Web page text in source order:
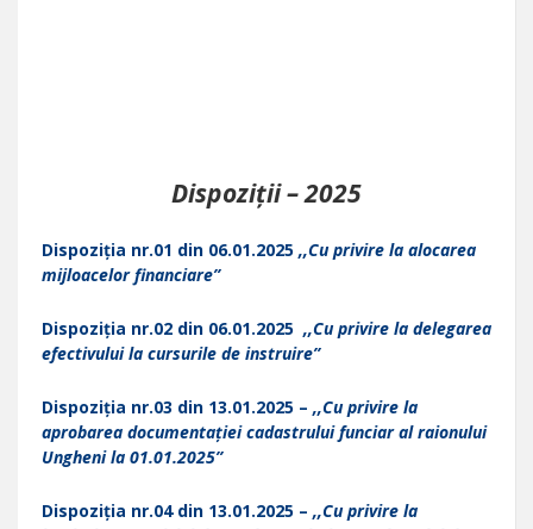
Dispoziții – 2025
Dispoziția nr.01 din 06.01.2025 ,,Cu privire la alocarea
mijloacelor financiare”
Dispoziția nr.02 din 06.01.2025 ,,Cu privire la delegarea
efectivului la cursurile de instruire”
Dispoziția nr.03 din 13.01.2025 – ,,Cu privire la
aprobarea documentației cadastrului funciar al raionului
Ungheni la 01.01.2025”
Dispoziția nr.04 din 13.01.2025 – ,,Cu privire la